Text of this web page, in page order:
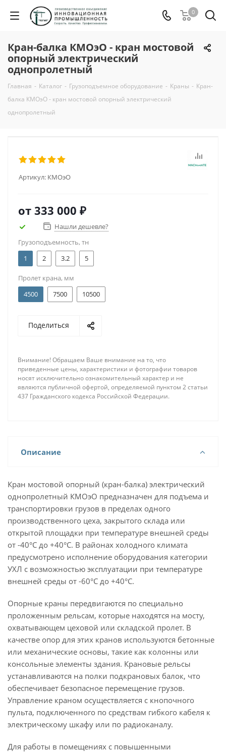
0
Кран-балка КМОэО - кран мостовой
опорный электрический
однопролетный
Главная - Каталог - Грузоподъемное оборудование - Краны - Кран-
балка КМОэО - кран мостовой опорный электрический
однопролетный
Артикул: КМОэО
от 333 000 ₽
Нашли дешевле?
Грузоподъемность, тн
1
2 3.2 5
Пролет крана, мм
4500
7500 10500
Поделиться
Внимание! Обращаем Ваше внимание на то, что
приведенные цены, характеристики и фотографии товаров
носят исключительно ознакомительный характер и не
являются публичной офертой, определяемой пунктом 2 статьи
437 Гражданского кодекса Российской Федерации.
Описание
Кран мостовой опорный (кран-балка) электрический
однопролетный КМОэО предназначен для подъема и
транспортировки грузов в пределах одного
производственного цеха, закрытого склада или
открытой площадки при температуре внешней среды
от -40°С до +40°С. В районах холодного климата
предусмотрено исполнение оборудования категории
УХЛ с возможностью эксплуатации при температуре
внешней среды от -60°С до +40°С.
Опорные краны передвигаются по специально
проложенным рельсам, которые находятся на мосту,
охватывающем цеховой или складской пролет. В
качестве опор для этих кранов используются бетонные
или механические основы, такие как колонны или
консольные элементы здания. Крановые рельсы
устанавливаются на полки подкрановых балок, что
обеспечивает безопасное перемещение грузов.
Управление краном осуществляется с кнопочного
пульта, подключенного по средствам гибкого кабеля к
электрическому шкафу или по радиоканалу.
Для работы в помещениях с повышенными